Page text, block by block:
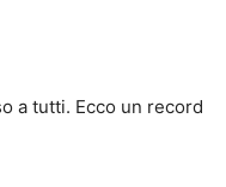
a tutti. Ecco un record